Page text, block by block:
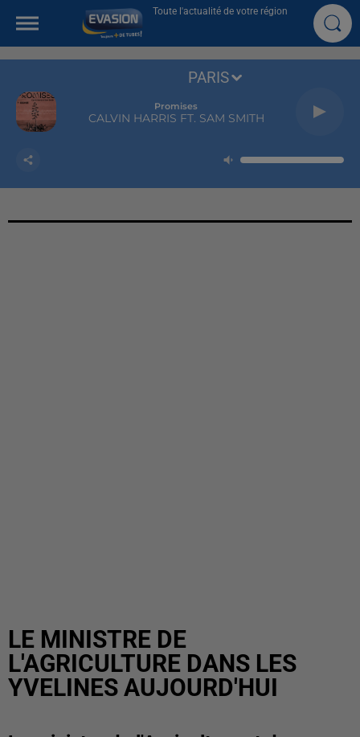
Toute l'actualité de votre région
Promises
CALVIN HARRIS FT. SAM SMITH
PARIS
LE MINISTRE DE
L'AGRICULTURE DANS LES
YVELINES AUJOURD'HUI